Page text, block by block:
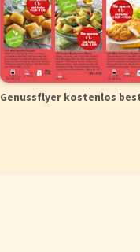
Genussflyer kostenlos